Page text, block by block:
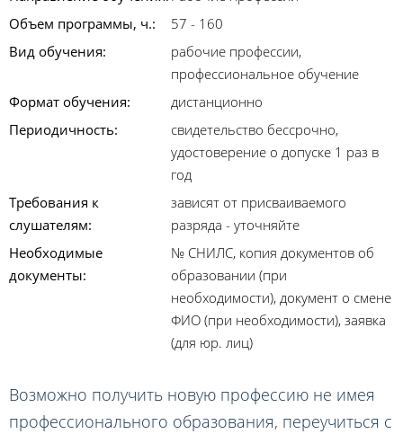
Объем программы, ч.:
57 - 160
Вид обучения:
рабочие профессии,
профессиональное обучение
Формат обучения:
дистанционно
Периодичность:
свидетельство бессрочно,
удостоверение о допуске 1 раз в
год
Требования к
слушателям:
зависят от присваиваемого
разряда - уточняйте
Необходимые
документы:
№ СНИЛС, копия документов об
образовании (при
необходимости), документ о смене
ФИО (при необходимости), заявка
(для юр. лиц)
Возможно получить новую профессию не имея
профессионального образования, переучиться с